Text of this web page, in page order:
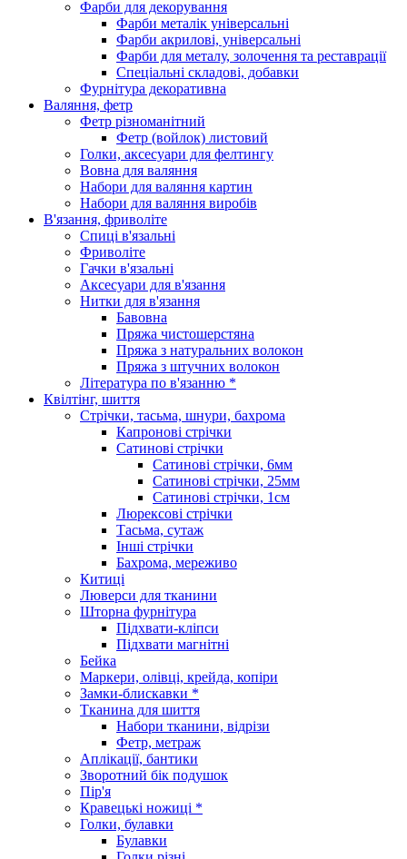
Фарби для декорування
Фарби металік універсальні
Фарби акрилові, універсальні
Фарби для металу, золочення та реставрації
Спеціальні складові, добавки
Фурнітура декоративна
Валяння, фетр
Фетр різноманітний
Фетр (войлок) листовий
Голки, аксесуари для фелтингу
Вовна для валяння
Набори для валяння картин
Набори для валяння виробів
В'язання, фриволіте
Спиці в'язальні
Фриволіте
Гачки в'язальні
Аксесуари для в'язання
Нитки для в'язання
Бавовна
Пряжа чистошерстяна
Пряжа з натуральних волокон
Пряжа з штучних волокон
Література по в'язанню *
Квілтінг, шиття
Стрічки, тасьма, шнури, бахрома
Капронові стрічки
Сатинові стрічки
Сатинові стрічки, 6мм
Сатинові стрічки, 25мм
Сатинові стрічки, 1см
Люрексові стрічки
Тасьма, сутаж
Інші стрічки
Бахрома, мереживо
Китиці
Люверси для тканини
Шторна фурнітура
Підхвати-кліпси
Підхвати магнітні
Бейка
Маркери, олівці, крейда, копіри
Замки-блискавки *
Тканина для шиття
Набори тканини, відрізи
Фетр, метраж
Аплікації, бантики
Зворотний бік подушок
Пір'я
Кравецькі ножиці *
Голки, булавки
Булавки